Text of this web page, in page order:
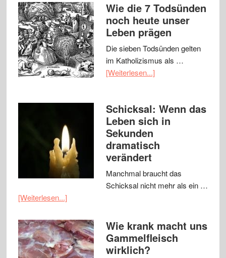
Wie die 7 Todsünden
noch heute unser
Leben prägen
Die sieben Todsünden gelten
im Katholizismus als …
[Weiterlesen...]
Schicksal: Wenn das
Leben sich in
Sekunden
dramatisch
verändert
Manchmal braucht das
Schicksal nicht mehr als ein …
[Weiterlesen...]
Wie krank macht uns
Gammelfleisch
wirklich?